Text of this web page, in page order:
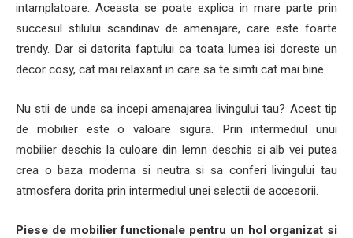
intamplatoare. Aceasta se poate explica in mare parte prin
succesul stilului scandinav de amenajare, care este foarte
trendy. Dar si datorita faptului ca toata lumea isi doreste un
decor cosy, cat mai relaxant in care sa te simti cat mai bine.
Nu stii de unde sa incepi amenajarea livingului tau? Acest tip
de mobilier este o valoare sigura. Prin intermediul unui
mobilier deschis la culoare din lemn deschis si alb vei putea
crea o baza moderna si neutra si sa conferi livingului tau
atmosfera dorita prin intermediul unei selectii de accesorii.
Piese de mobilier functionale pentru un hol organizat si